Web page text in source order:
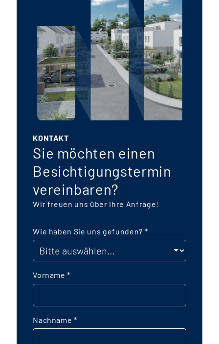
KONTAKT
Sie möchten einen
Besichtigungstermin
vereinbaren?
Wir freuen uns über Ihre Anfrage!
Wie haben Sie uns gefunden? *
Vorname*
Nachname*